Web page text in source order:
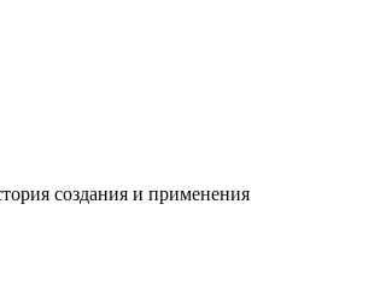
создания и применения